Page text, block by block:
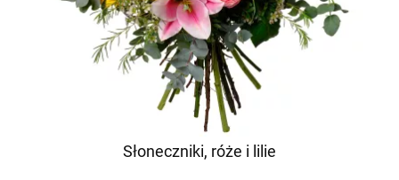
Słoneczniki, róże i lilie